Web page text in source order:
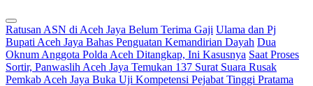
Ratusan ASN di Aceh Jaya Belum Terima Gaji Ulama dan Pj
Bupati Aceh Jaya Bahas Penguatan Kemandirian Dayah Dua
Oknum Anggota Polda Aceh Ditangkap, Ini Kasusnya Saat Proses
Sortir, Panwaslih Aceh Jaya Temukan 137 Surat Suara Rusak
Pemkab Aceh Jaya Buka Uji Kompetensi Pejabat Tinggi Pratama